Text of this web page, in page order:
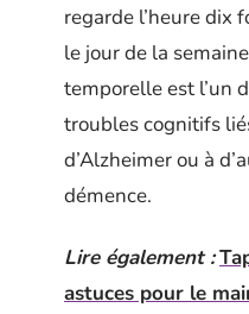
regarde l’heure dix
le jour de la
temporelle est l’un
troubles cognitifs
d’Alzheimer ou à
démence.
Lire également :
astuces pour le